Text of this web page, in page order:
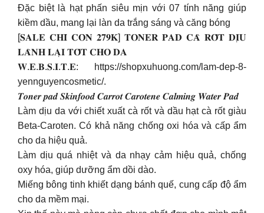
Đặc biệt là hạt phấn siêu mịn với 07 tính năng giúp
kiềm dầu, mang lại làn da trắng sáng và căng bóng
[𝐒𝐀𝐋𝐄 𝐂𝐇𝐈̉ 𝐂𝐎̀𝐍 𝟐𝟕𝟗𝐊] 𝐓𝐎𝐍𝐄𝐑 𝐏𝐀𝐃 𝐂𝐀̀ 𝐑𝐎̂́𝐓 𝐃𝐈̣𝐔
𝐋𝐀̀𝐍𝐇 𝐋𝐀̣𝐈 𝐓𝐎̂́𝐓 𝐂𝐇𝐎 𝐃𝐀
𝐖.𝐄.𝐁.𝐒.𝐈.𝐓.𝐄: https://shopxuhuong.com/lam-dep-8-
yennguyencosmetic/.
𝑻𝒐𝒏𝒆𝒓 𝒑𝒂𝒅 𝑺𝒌𝒊𝒏𝒇𝒐𝒐𝒅 𝑪𝒂𝒓𝒓𝒐𝒕 𝑪𝒂𝒓𝒐𝒕𝒆𝒏𝒆 𝑪𝒂𝒍𝒎𝒊𝒏𝒈 𝑾𝒂𝒕𝒆𝒓 𝑷𝒂𝒅
Làm dịu da với chiết xuất cà rốt và dầu hạt cà rốt giàu
Beta-Caroten. Có khả năng chống oxi hóa và cấp ẩm
cho da hiệu quả.
Làm dịu quá nhiệt và da nhạy cảm hiệu quả, chống
oxy hóa, giúp dưỡng ẩm dồi dào.
Miếng bông tinh khiết dạng bánh quế, cung cấp độ ẩm
cho da mềm mại.